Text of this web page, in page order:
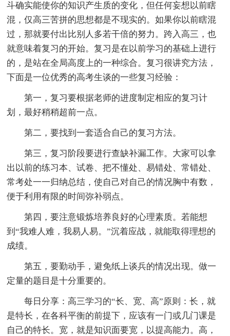
斗确实能使你的知识产生质的变化，但任何妄想以前瞎
混，仅高三苦拼的思想都是不现实的。如果你以前瞎混
过，那就要付出比别人多若干倍的努力。跨入高三，也
就意味着复习的开始。复习是在以前学习的基础上进行
的，是站在全局高度上的一种综合。复习很讲究方法，
下面是一位优秀的高考生谈的一些复习经验：
第一，复习要根据老师的进度制定相应的复习计
划，最好稍稍超前一点。
第二，要找到一套适合自己的复习方法。
第三，复习阶段要进行查缺补漏工作。大家可以拿
出以前的练习本、试卷、把不懂处、易错处、常错处、
常考处一一归纳总结，使自己对自己的情况胸中有数，
便于利用有限的时间弥补弱点。
第四，要注意锻炼培养良好的心理素质。若能想
到“我难人难，我易人易。”沉着应战，就能取得理想的
成绩。
第五，要勤动手，避免纸上谈兵的情况出现。做一
定量的题目是十分重要的。
每日分享：高三学习的“长、宽、高”原则：长，就
是特长，在各科平衡的前提下，应该有一门或几门课是
自己的特长。宽，就是知识面要宽，以提高能力。高，